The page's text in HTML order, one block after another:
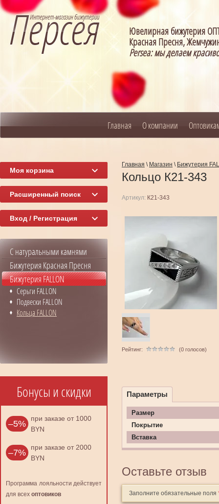
Ювелирная бижутерия
Красная Пресня,
Persea: мы делаем
Главная О компании
Главная \ Магазин \ Бижутерия
Кольцо К21-343
Артикул: К21-343
Рейтинг: (0 голосов)
Параметры
Размер
Покрытие
Вставка
Оставьте отзыв
Заполните обязательные поля
Моя корзина
Расширенный поиск
Вход / Регистрация
С натуральными камнями
Бижутерия Красная Пресня
Бижутерия FALLON
Серьги FALLON
Подвески FALLON
Кольца FALLON
Бонусы и скидки
–5%
при заказе от 1000
BYN
–7%
при заказе от 2000
BYN
Программа лояльности действует
для всех оптовиков